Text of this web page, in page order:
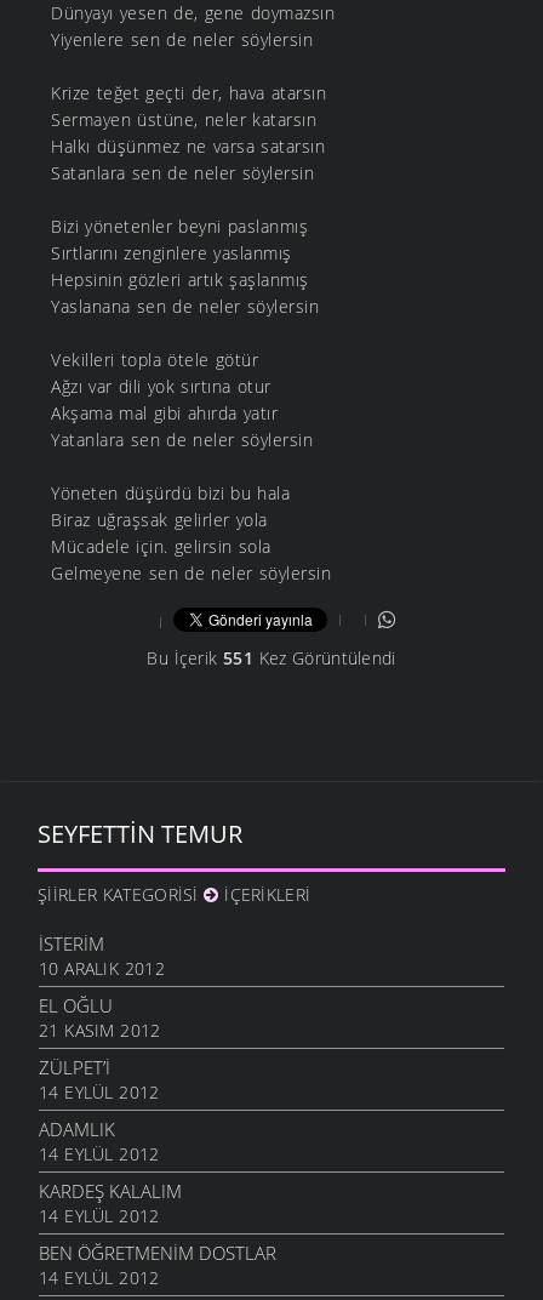
Dünyayı yesen de, gene doymazsın
Yiyenlere sen de neler söylersin
Krize teğet geçti der, hava atarsın
Sermayen üstüne, neler katarsın
Halkı düşünmez ne varsa satarsın
Satanlara sen de neler söylersin
Bizi yönetenler beyni paslanmış
Sırtlarını zenginlere yaslanmış
Hepsinin gözleri artık şaşlanmış
Yaslanana sen de neler söylersin
Vekilleri topla ötele götür
Ağzı var dili yok sırtına otur
Akşama mal gibi ahırda yatır
Yatanlara sen de neler söylersin
Yöneten düşürdü bizi bu hala
Biraz uğraşsak gelirler yola
Mücadele için. gelirsin sola
Gelmeyene sen de neler söylersin
Bu İçerik 551 Kez Görüntülendi
SEYFETTIN TEMUR
ŞIIRLER KATEGORISI İÇERIKLERI
İSTERIM
10 ARALIK 2012
EL OĞLU
21 KASIM 2012
ZÜLPET’I
14 EYLÜL 2012
ADAMLIK
14 EYLÜL 2012
KARDEŞ KALALIM
14 EYLÜL 2012
BEN ÖĞRETMENIM DOSTLAR
14 EYLÜL 2012